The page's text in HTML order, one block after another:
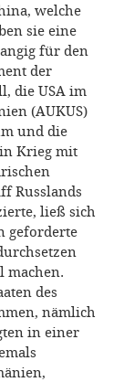
welche
sie eine
für den
der
die USA im
(AUKUS)
und die
Krieg mit
Russlands
ließ sich
geforderte
machen.
des
nämlich
in einer